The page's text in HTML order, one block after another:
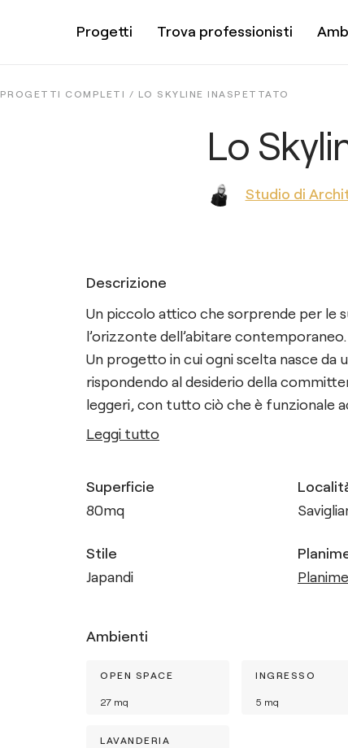
Progetti Trova professionisti
PROGETTI COMPLETI / LO SKYLINE INASPETTATO
Lo
Studio di
Descrizione
Un piccolo attico che sorprende per le
l’orizzonte dell’abitare contemporaneo.
Un progetto in cui ogni scelta nasce da
rispondendo al desiderio della
leggeri, con tutto ciò che è funzionale
Leggi tutto
Superficie
80mq
Stile
Japandi
Ambienti
OPEN SPACE
27 mq
INGRESSO
5 mq
LAVANDERIA